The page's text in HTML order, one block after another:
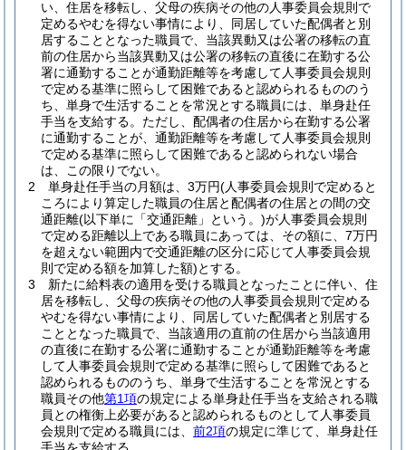
い、住居を移転し、父母の疾病その他の人事委員会規則で
定めるやむを得ない事情により、同居していた配偶者と別
居することとなった職員で、当該異動又は公署の移転の直
前の住居から当該異動又は公署の移転の直後に在勤する公
署に通勤することが通勤距離等を考慮して人事委員会規則
で定める基準に照らして困難であると認められるもののう
ち、単身で生活することを常況とする職員には、単身赴任
手当を支給する。 ただし、配偶者の住居から在勤する公署
に通勤することが、通勤距離等を考慮して人事委員会規則
で定める基準に照らして困難であると認められない場合
は、この限りでない。
2
単身赴任手当の月額は、3万円(人事委員会規則で定めると
ころにより算定した職員の住居と配偶者の住居との間の交
通距離(以下単に「交通距離」という。)が人事委員会規則
で定める距離以上である職員にあっては、その額に、7万円
を超えない範囲内で交通距離の区分に応じて人事委員会規
則で定める額を加算した額)とする。
3
新たに給料表の適用を受ける職員となったことに伴い、住
居を移転し、父母の疾病その他の人事委員会規則で定める
やむを得ない事情により、同居していた配偶者と別居する
こととなった職員で、当該適用の直前の住居から当該適用
の直後に在勤する公署に通勤することが通勤距離等を考慮
して人事委員会規則で定める基準に照らして困難であると
認められるもののうち、単身で生活することを常況とする
職員その他第1項の規定による単身赴任手当を支給される職
員との権衡上必要があると認められるものとして人事委員
会規則で定める職員には、 前2項の規定に準じて、単身赴任